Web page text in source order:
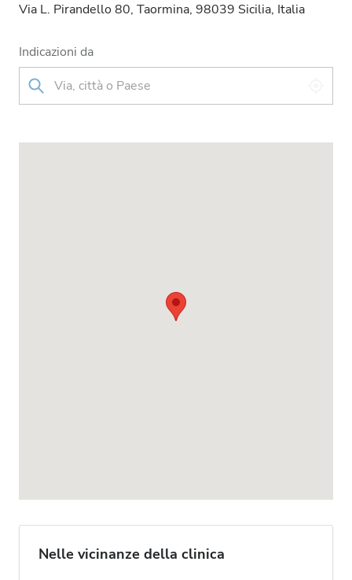
Via L. Pirandello 80, Taormina, 98039 Sicilia, Italia
Indicazioni da
Nelle vicinanze della clinica